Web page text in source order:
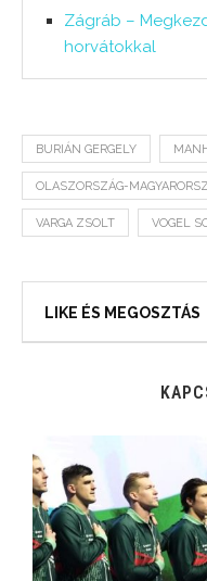
Zágráb –
horvátokkal
BURIÁN GERGELY
OLASZORSZÁG-
VARGA ZSOLT VOGEL
LIKE ÉS MEGOSZTÁS